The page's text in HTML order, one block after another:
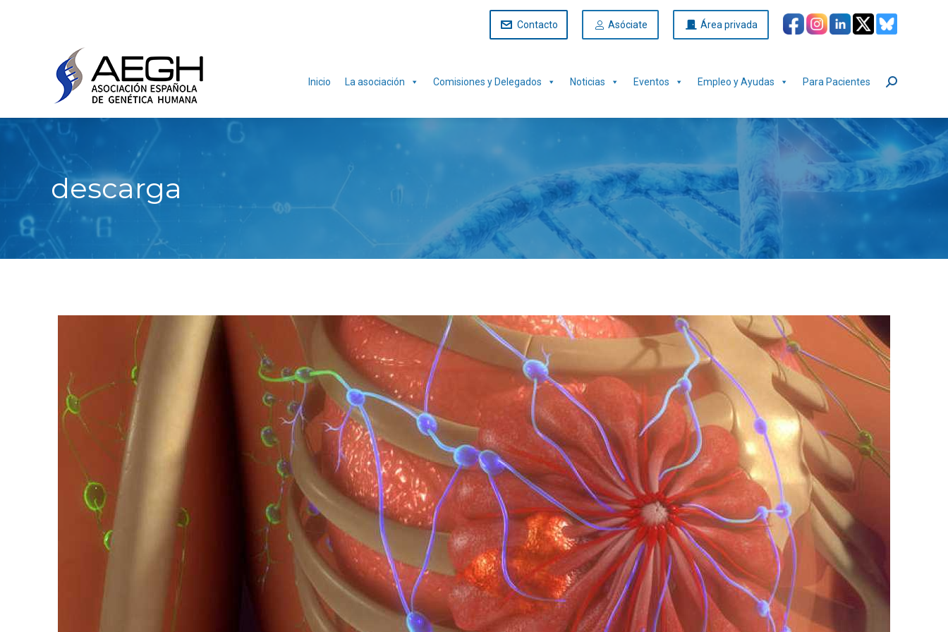
Contacto Asóciate Área privada
Inicio La asociación Comisiones y Delegados Noticias Eventos Empleo y Ayudas Para Pacientes Buscar:
descarga